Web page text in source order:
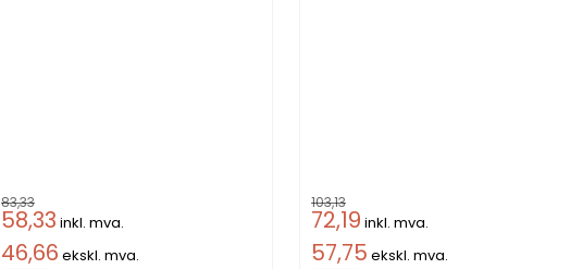
83,33
58,33 inkl. mva.
46,66 ekskl. mva.
103,13
72,19 inkl. mva.
57,75 ekskl. mva.